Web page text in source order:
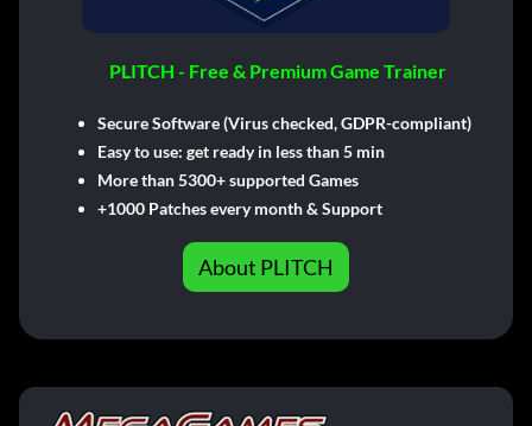
PLITCH - Free & Premium Game Trainer
Secure Software (Virus checked, GDPR-compliant)
Easy to use: get ready in less than 5 min
More than 5300+ supported Games
+1000 Patches every month & Support
About PLITCH